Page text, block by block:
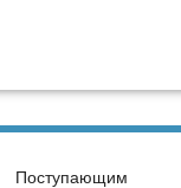
Поступающим